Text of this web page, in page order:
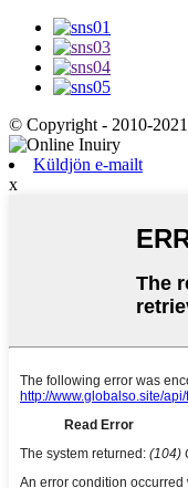
© Copyright - 2010-
Küldjön e-mailt
x